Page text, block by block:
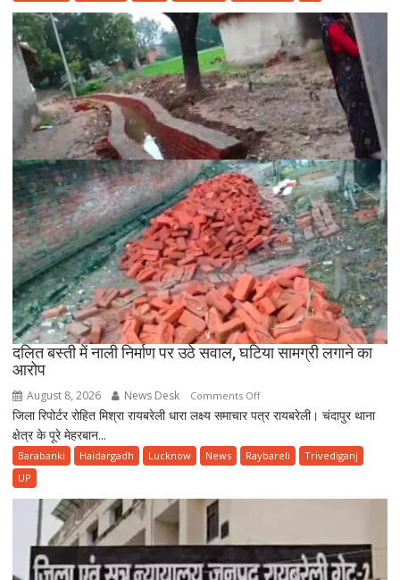
होगा
घर
तिरंगा
अभियान
दलित बस्ती में नाली निर्माण पर उठे सवाल, घटिया सामग्री लगाने का
आरोप
August 8, 2026 News Desk Comments Offon
दलित
में
सवाल,
घटिया
जिला रिपोर्टर रोहित मिश्रा रायबरेली धारा लक्ष्य समाचार पत्र रायबरेली। चंदापुर थाना
क्षेत्र के पूरे मेहरबान...
Barabanki Haidargadh Lucknow News Raybareli
Trivediganj
UP